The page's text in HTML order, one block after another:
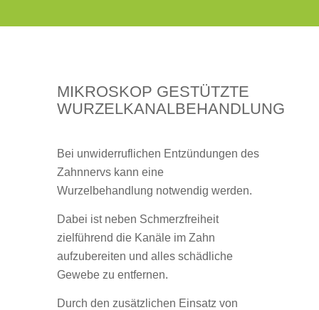
MIKROSKOP GESTÜTZTE
WURZELKANALBEHANDLUNG
Bei unwiderruflichen Entzündungen des
Zahnnervs kann eine
Wurzelbehandlung notwendig werden.
Dabei ist neben Schmerzfreiheit
zielführend die Kanäle im Zahn
aufzubereiten und alles schädliche
Gewebe zu entfernen.
Durch den zusätzlichen Einsatz von